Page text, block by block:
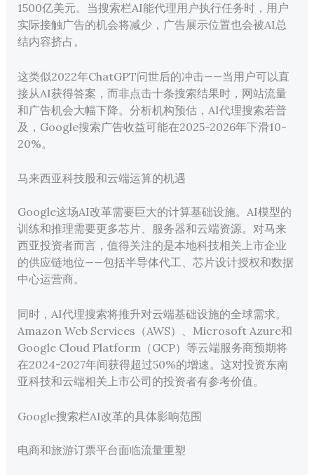
1500亿美元。当搜索栏AI能代理用户执行任务时，用户
实际接触广告的机会将减少，广告展示位置也会被AI总
结内容挤占。
这类似2022年ChatGPT问世后的冲击——当用户可以直
接从AI获得答案，而非点击十条搜索结果时，网站流量
和广告机会大幅下降。分析机构预估，AI代理搜索若普
及，Google搜索广告收益可能在2025-2026年下滑10-
20%。
马来西亚科技股和云端运算的机遇
Google这场AI改革需要巨大的计算基础设施。AI模型的
训练和推理需要更多芯片、服务器和云端资源。对马来
西亚投资者而言，值得关注的是本地科技相关上市企业
的供应链地位——包括半导体代工、芯片设计授权和数据
中心运营商。
同时，AI代理搜索将推升对云端基础设施的全球需求。
Amazon Web Services（AWS）、Microsoft Azure和
Google Cloud Platform（GCP）等云端服务商预期将
在2024-2027年间获得超过50%的增速。这对投资东南
亚科技和云端相关上市公司的投资者有参考价值。
Google搜索栏AI改革的具体影响范围
电商和旅游订票平台面临流量重塑